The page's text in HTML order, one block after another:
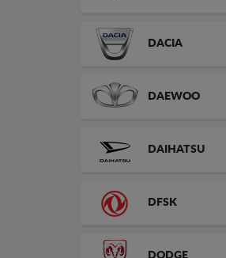
DACIA
DAEWOO
DAIHATSU
DFSK
DODGE